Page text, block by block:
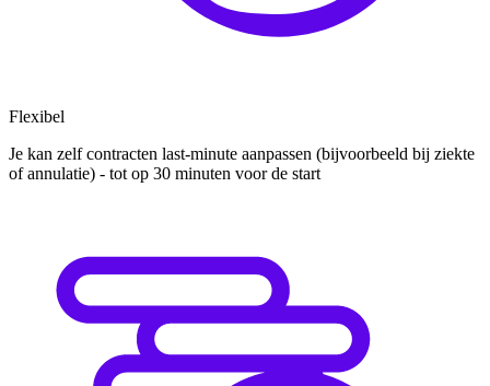
Flexibel
Je kan zelf contracten last-minute aanpassen (bijvoorbeeld bij ziekte
of annulatie) - tot op 30 minuten voor de start